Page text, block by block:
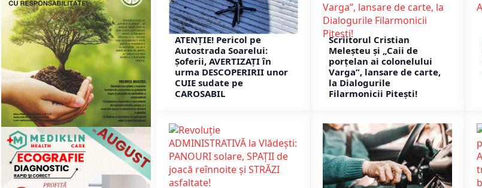
ATENȚIE! Pericol pe
Autostrada Soarelui:
Șoferii, AVERTIZAȚI în
urma DESCOPERIRII unor
CUIE sudate pe
CAROSABIL
Scriitorul Cristian
Meleșteu și „Caii de
porțelan ai colonelului
Varga”, lansare de carte,
la Dialogurile
Filarmonicii Pitești!